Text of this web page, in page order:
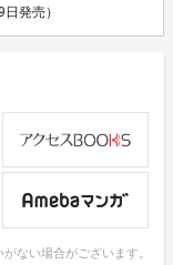
発売）
ない場合がございます。